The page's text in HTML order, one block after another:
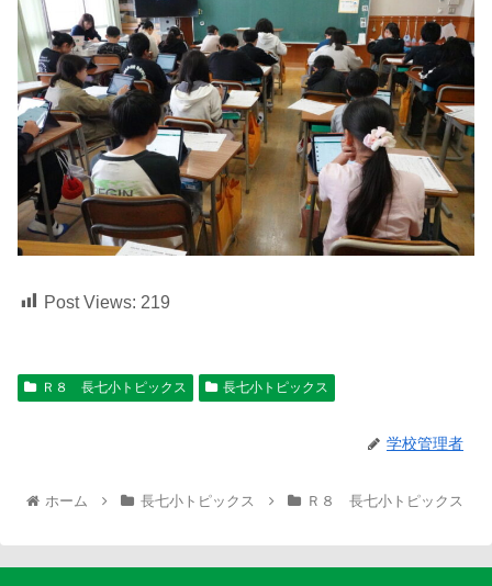
Post Views: 219
Ｒ８ 長七小トピックス 長七小トピックス
学校管理者
ホーム 長七小トピックス Ｒ８ 長七小トピックス